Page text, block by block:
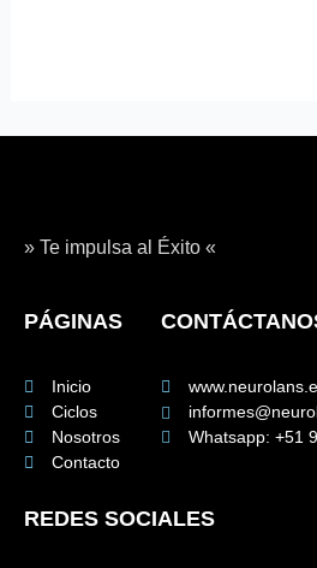
» Te impulsa al Éxito «
PÁGINAS
Inicio
Ciclos
Nosotros
Contacto
Whatsapp: +51
REDES SOCIALES